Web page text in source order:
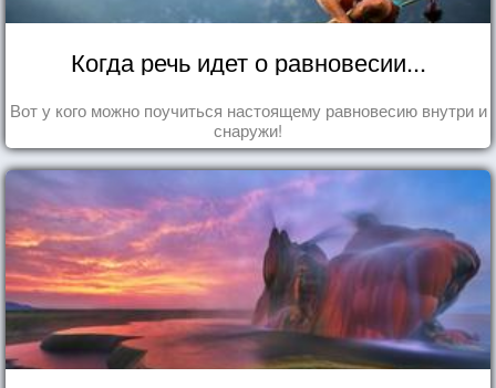
Когда речь идет о равновесии...
Вот у кого можно поучиться настоящему равновесию внутри и
снаружи!